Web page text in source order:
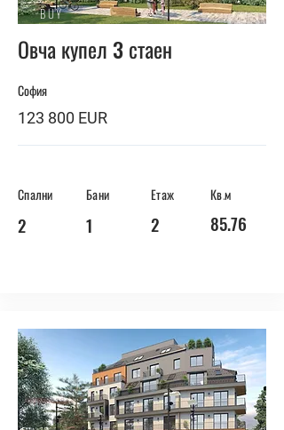
BUY
Овча купел 3 стаен
София
123 800 EUR
Спални Бани Етаж Кв.м
2 1 2 85.76